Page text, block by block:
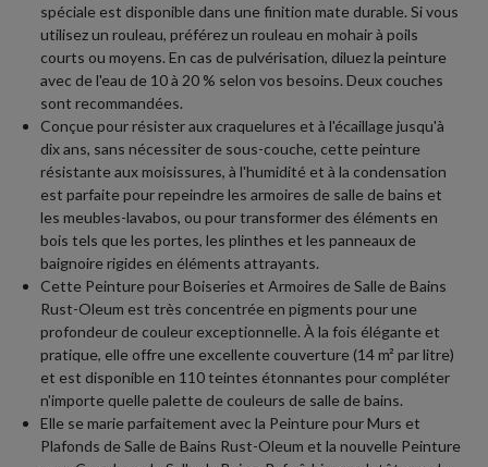
spéciale est disponible dans une finition mate durable. Si vous
utilisez un rouleau, préférez un rouleau en mohair à poils
courts ou moyens. En cas de pulvérisation, diluez la peinture
avec de l'eau de 10 à 20 % selon vos besoins. Deux couches
sont recommandées.
Conçue pour résister aux craquelures et à l'écaillage jusqu'à
dix ans, sans nécessiter de sous-couche, cette peinture
résistante aux moisissures, à l'humidité et à la condensation
est parfaite pour repeindre les armoires de salle de bains et
les meubles-lavabos, ou pour transformer des éléments en
bois tels que les portes, les plinthes et les panneaux de
baignoire rigides en éléments attrayants.
Cette Peinture pour Boiseries et Armoires de Salle de Bains
Rust-Oleum est très concentrée en pigments pour une
profondeur de couleur exceptionnelle. À la fois élégante et
pratique, elle offre une excellente couverture (14 m² par litre)
et est disponible en 110 teintes étonnantes pour compléter
n'importe quelle palette de couleurs de salle de bains.
Elle se marie parfaitement avec la Peinture pour Murs et
Plafonds de Salle de Bains Rust-Oleum et la nouvelle Peinture